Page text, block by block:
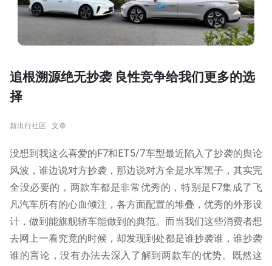
追根溯源绝无抄袭 良性竞争给我们更多的选
择
新出行社区 · 文章
没想到我这么喜爱的F7和ET5/7车型最近陷入了抄袭的舆论
风波，谁边说对方抄袭，那边说对方全是水军黑子，其实完
全没必要的，两款车都是非常优秀的，特别是F7集成了飞
凡汽车所有的心血倾注，各方面配置的堆叠，优秀的外形设
计，做到能旗舰轿车能做到的典范。而当我们这些消费者想
去网上一看究竟的时候，却发现到处都是谁抄袭谁，谁抄袭
谁的言论，没有办法去深入了解到两款车的优势。既然这